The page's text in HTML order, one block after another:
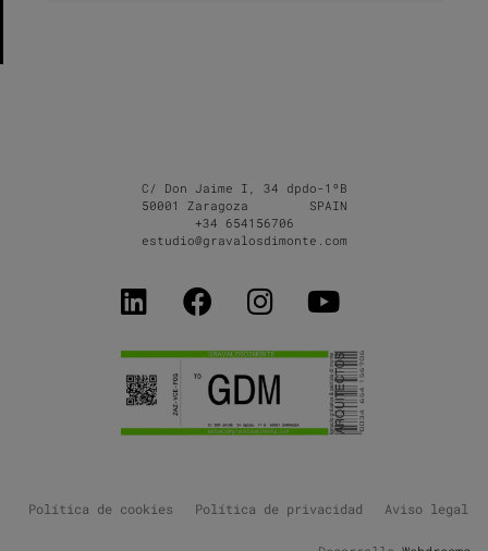
C/ Don Jaime I, 34 dpdo-1ºB
50001 Zaragoza SPAIN
+34 654156706
estudio@gravalosdimonte.com
Política de cookies Política de privacidad Aviso legal